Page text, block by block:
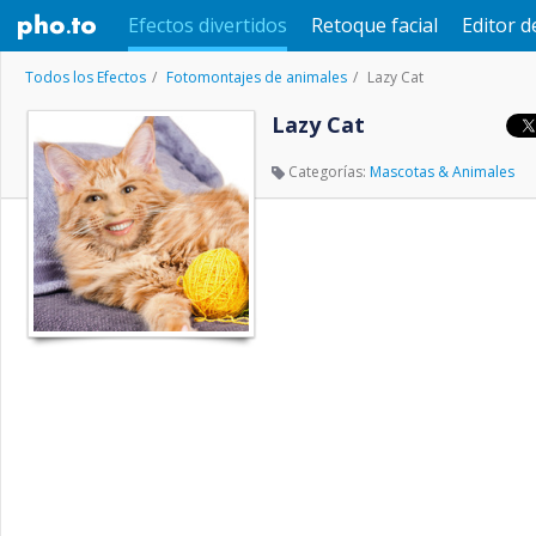
Efectos divertidos Retoque facial Editor
Todos los Efectos Fotomontajes de animales Lazy Cat
Lazy Cat
Categorías: Mascotas & Animales